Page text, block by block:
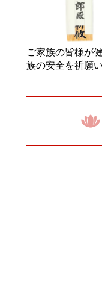
ご家族の皆様が
族の安全を祈願